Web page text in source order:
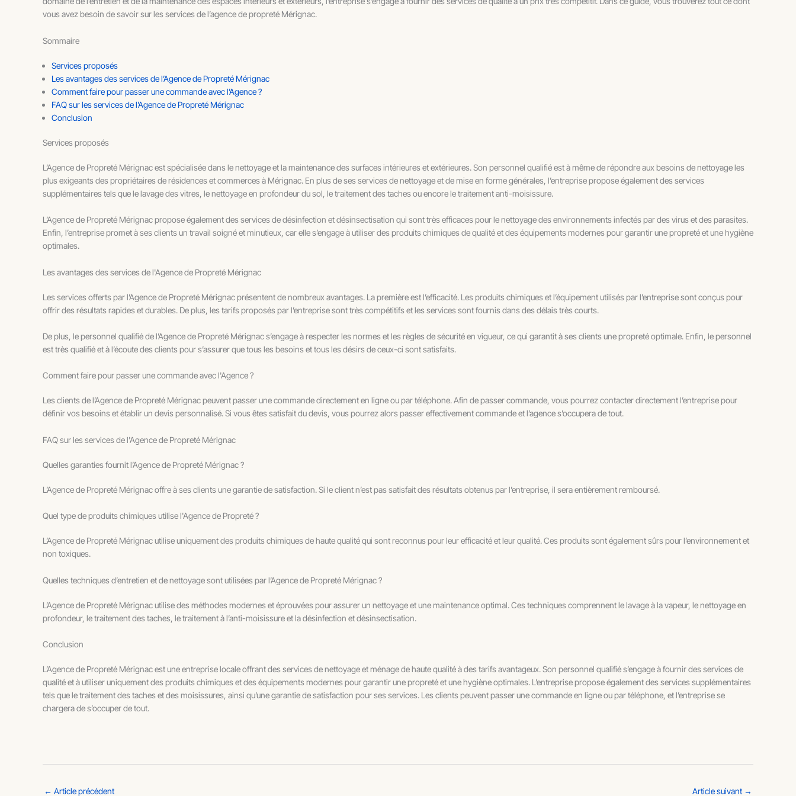
vous avez besoin de savoir sur les services de l’agence de propreté Mérignac.
Sommaire
Services proposés
Les avantages des services de l’Agence de Propreté Mérignac
Comment faire pour passer une commande avec l’Agence ?
FAQ sur les services de l’Agence de Propreté Mérignac
Conclusion
Services proposés
L’Agence de Propreté Mérignac est spécialisée dans le nettoyage et la maintenance des surfaces intérieures et extérieures. Son personnel qualifié est à même de répondre aux besoins de nettoyage les
plus exigeants des propriétaires de résidences et commerces à Mérignac. En plus de ses services de nettoyage et de mise en forme générales, l’entreprise propose également des services
supplémentaires tels que le lavage des vitres, le nettoyage en profondeur du sol, le traitement des taches ou encore le traitement anti-moisissure.
L’Agence de Propreté Mérignac propose également des services de désinfection et désinsectisation qui sont très efficaces pour le nettoyage des environnements infectés par des virus et des parasites.
Enfin, l’entreprise promet à ses clients un travail soigné et minutieux, car elle s’engage à utiliser des produits chimiques de qualité et des équipements modernes pour garantir une propreté et une hygiène
optimales.
Les avantages des services de l'Agence de Propreté Mérignac
Les services offerts par l’Agence de Propreté Mérignac présentent de nombreux avantages. La première est l’efficacité. Les produits chimiques et l’équipement utilisés par l’entreprise sont conçus pour
offrir des résultats rapides et durables. De plus, les tarifs proposés par l’entreprise sont très compétitifs et les services sont fournis dans des délais très courts.
De plus, le personnel qualifié de l’Agence de Propreté Mérignac s’engage à respecter les normes et les règles de sécurité en vigueur, ce qui garantit à ses clients une propreté optimale. Enfin, le personnel
est très qualifié et à l’écoute des clients pour s’assurer que tous les besoins et tous les désirs de ceux-ci sont satisfaits.
Comment faire pour passer une commande avec l'Agence ?
Les clients de l’Agence de Propreté Mérignac peuvent passer une commande directement en ligne ou par téléphone. Afin de passer commande, vous pourrez contacter directement l’entreprise pour
définir vos besoins et établir un devis personnalisé. Si vous êtes satisfait du devis, vous pourrez alors passer effectivement commande et l’agence s’occupera de tout.
FAQ sur les services de l'Agence de Propreté Mérignac
Quelles garanties fournit l’Agence de Propreté Mérignac ?
L’Agence de Propreté Mérignac offre à ses clients une garantie de satisfaction. Si le client n’est pas satisfait des résultats obtenus par l’entreprise, il sera entièrement remboursé.
Quel type de produits chimiques utilise l'Agence de Propreté ?
L’Agence de Propreté Mérignac utilise uniquement des produits chimiques de haute qualité qui sont reconnus pour leur efficacité et leur qualité. Ces produits sont également sûrs pour l’environnement et
non toxiques.
Quelles techniques d’entretien et de nettoyage sont utilisées par l’Agence de Propreté Mérignac ?
L’Agence de Propreté Mérignac utilise des méthodes modernes et éprouvées pour assurer un nettoyage et une maintenance optimal. Ces techniques comprennent le lavage à la vapeur, le nettoyage en
profondeur, le traitement des taches, le traitement à l’anti-moisissure et la désinfection et désinsectisation.
Conclusion
L’Agence de Propreté Mérignac est une entreprise locale offrant des services de nettoyage et ménage de haute qualité à des tarifs avantageux. Son personnel qualifié s’engage à fournir des services de
qualité et à utiliser uniquement des produits chimiques et des équipements modernes pour garantir une propreté et une hygiène optimales. L’entreprise propose également des services supplémentaires
tels que le traitement des taches et des moisissures, ainsi qu’une garantie de satisfaction pour ses services. Les clients peuvent passer une commande en ligne ou par téléphone, et l’entreprise se
chargera de s’occuper de tout.
← Article précédent Article suivant →